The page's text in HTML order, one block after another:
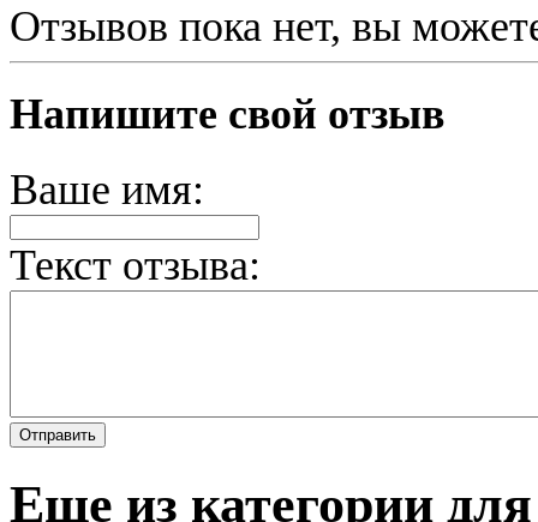
Отзывов пока нет, вы
Напишите свой отзыв
Ваше имя:
Текст отзыва:
Еще из категории